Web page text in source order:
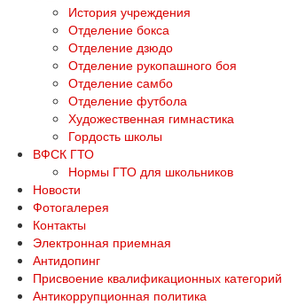
История учреждения
Отделение бокса
Отделение дзюдо
Отделение рукопашного боя
Отделение самбо
Отделение футбола
Художественная гимнастика
Гордость школы
ВФСК ГТО
Нормы ГТО для школьников
Новости
Фотогалерея
Контакты
Электронная приемная
Антидопинг
Присвоение квалификационных категорий
Антикоррупционная политика